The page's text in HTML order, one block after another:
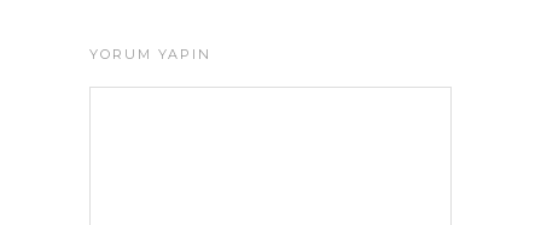
YORUM YAPIN